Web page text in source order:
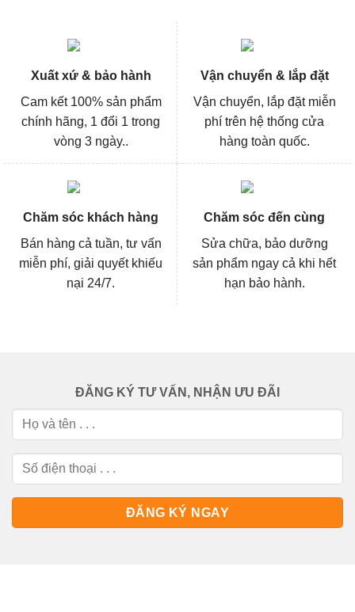
Xuất xứ & bảo hành
Cam kết 100% sản phẩm
chính hãng, 1 đổi 1 trong
vòng 3 ngày..
Vận chuyển & lắp đặt
Vận chuyển, lắp đặt miễn
phí trên hệ thống cửa
hàng toàn quốc.
Chăm sóc khách hàng
Bán hàng cả tuần, tư vấn
miễn phí, giải quyết khiếu
nại 24/7.
Chăm sóc đến cùng
Sửa chữa, bảo dưỡng
sản phẩm ngay cả khi hết
hạn bảo hành.
ĐĂNG KÝ TƯ VẤN, NHẬN ƯU ĐÃI